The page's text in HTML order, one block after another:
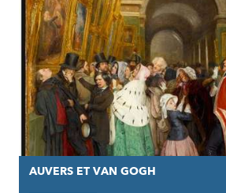
AUVERS ET VAN GOGH